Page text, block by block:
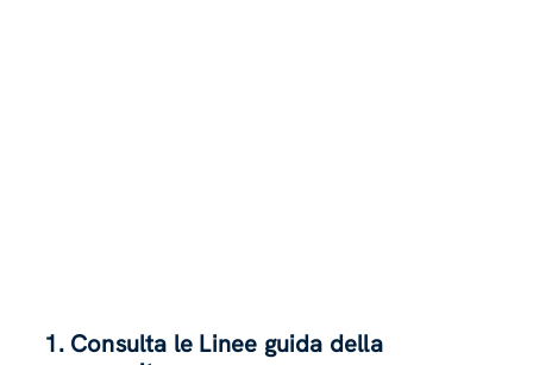
1. Consulta le Linee guida della